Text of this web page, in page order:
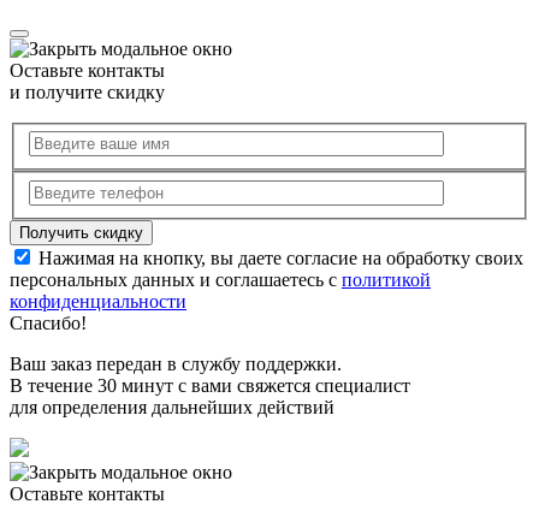
Оставьте контакты
и получите скидку
Нажимая на кнопку, вы даете согласие на обработку своих
персональных данных и соглашаетесь с политикой
конфиденциальности
Спасибо!
Ваш заказ передан в службу поддержки.
В течение 30 минут с вами свяжется специалист
для определения дальнейших действий
Оставьте контакты